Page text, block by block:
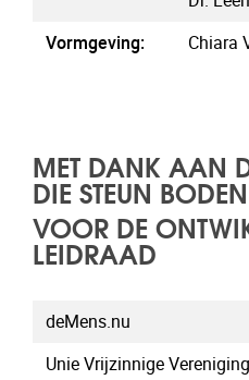
Vormgeving: Chiara
MET DANK AAN
DIE STEUN
VOOR DE
LEIDRAAD
deMens.nu
Unie Vrijzinnige